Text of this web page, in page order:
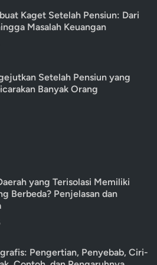
Kaget Setelah Pensiun: Dari
Masalah Keuangan
Setelah Pensiun yang
Banyak Orang
yang Terisolasi Memiliki
Berbeda? Penjelasan dan
Pengertian, Penyebab, Ciri-